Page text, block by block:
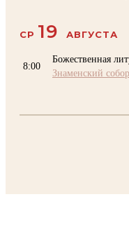
СР 19 АВГУСТА
8:00
Божественная
Знаменский собор